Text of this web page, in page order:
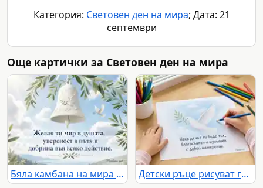
Категория: Световен ден на мира; Дата: 21
септември
Още картички за Световен ден на мира
Бяла камбана на мира с маслинови листа и послание за надежда Детски ръце рисуват гълъбица за Световния ден на мира